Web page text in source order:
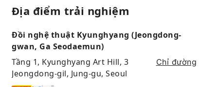
Địa điểm trải nghiệm
Đồi nghệ thuật Kyunghyang (Jeongdong-
gwan, Ga Seodaemun)
Tầng 1, Kyunghyang Art Hill, 3
Jeongdong-gil, Jung-gu, Seoul
Chỉ đường